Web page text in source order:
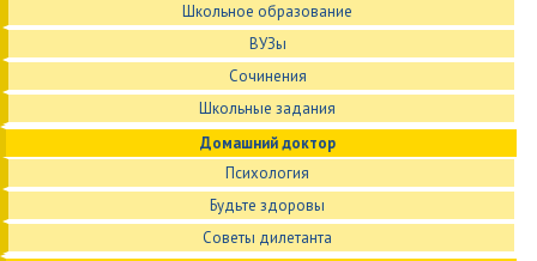
Школьное образование
ВУЗы
Сочинения
Школьные задания
Домашний доктор
Психология
Будьте здоровы
Советы дилетанта